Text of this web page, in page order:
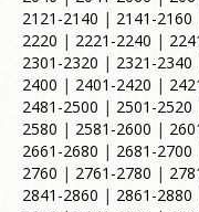
2121-2140 | 2141-2160
2220 | 2221-2240 |
2301-2320 | 2321-2340
2400 | 2401-2420 |
2481-2500 | 2501-2520
2580 | 2581-2600 |
2661-2680 | 2681-2700
2760 | 2761-2780 |
2841-2860 | 2861-2880